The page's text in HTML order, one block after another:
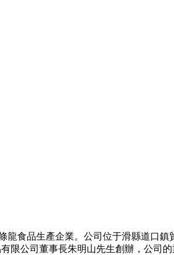
食品生產企業。公司位于滑縣道口
限公司董事長朱明山先生創辦，公司